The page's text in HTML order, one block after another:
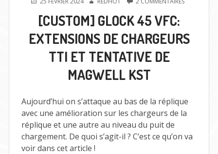
VFC:
EXTENSIONS
MAGWELL
KST
[CUSTOM] GLOCK 45 VFC:
EXTENSIONS DE CHARGEURS
TTI ET TENTATIVE DE
MAGWELL KST
Aujourd’hui on s’attaque au bas de la réplique
avec une amélioration sur les chargeurs de la
réplique et une autre au niveau du puit de
chargement. De quoi s’agit-il ? C’est ce qu’on va
voir dans cet article !